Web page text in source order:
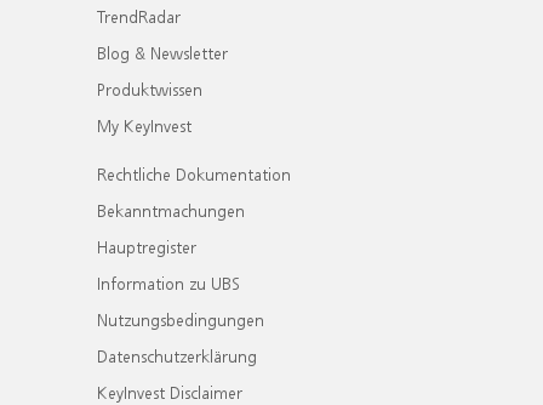
TrendRadar
Blog & Newsletter
Produktwissen
My KeyInvest
Rechtliche Dokumentation
Bekanntmachungen
Hauptregister
Information zu UBS
Nutzungsbedingungen
Datenschutzerklärung
KeyInvest Disclaimer